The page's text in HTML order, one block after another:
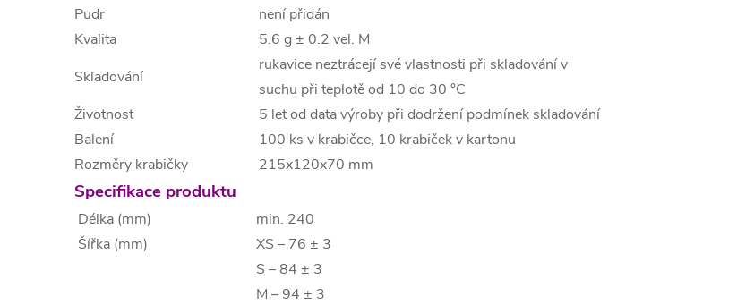
Pudr
není přidán
Kvalita
5.6 g ± 0.2 vel. M
Skladování
rukavice neztrácejí své vlastnosti při skladování v
suchu při teplotě od 10 do 30 °C
Životnost
5 let od data výroby při dodržení podmínek skladování
Balení
100 ks v krabičce, 10 krabiček v kartonu
Rozměry krabičky
215x120x70 mm
Specifikace produktu
Délka (mm)
min. 240
Šířka (mm)
XS – 76 ± 3
S – 84 ± 3
M – 94 ± 3